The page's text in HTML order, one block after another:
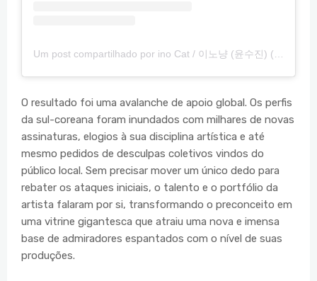
O resultado foi uma avalanche de apoio global. Os perfis
da sul-coreana foram inundados com milhares de novas
assinaturas, elogios à sua disciplina artística e até
mesmo pedidos de desculpas coletivos vindos do
público local. Sem precisar mover um único dedo para
rebater os ataques iniciais, o talento e o portfólio da
artista falaram por si, transformando o preconceito em
uma vitrine gigantesca que atraiu uma nova e imensa
base de admiradores espantados com o nível de suas
produções.